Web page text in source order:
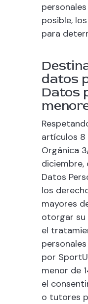
posible,
para
datos
Datos
artículos 8
Orgánica
diciembre,
Datos
los
mayores
otorgar su
el
por
menor de
el
o tutores